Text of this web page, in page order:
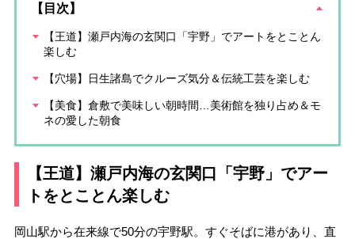
【目次】
【王道】瀬戸内海の玄関口「宇野」でアートをとことん
楽しむ
【穴場】日生諸島でクルーズ気分＆伝統工芸を楽しむ
【美食】倉敷で美味しい朝時間…美術館を独り占め＆モ
ネの愛した朝食
【王道】瀬戸内海の玄関口「宇野」でアー
トをとことん楽しむ
岡山駅から在来線で50分の宇野駅。すぐそばに港があり、直